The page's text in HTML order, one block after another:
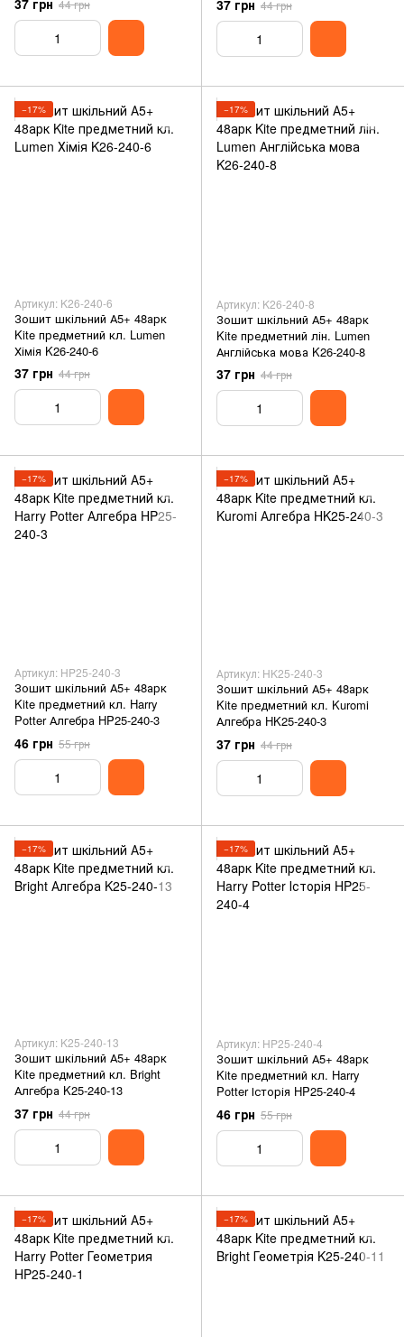
44 грн 37 грн 44 грн
−17%
Артикул: K26-240-6
Зошит шкільний А5+ 48арк
Kite предметний кл. Lumen
Хімія K26-240-6
37 грн 44 грн
−17%
Артикул: K26-240-8
Зошит шкільний А5+ 48арк
Kite предметний лін. Lumen
Англійська мова K26-240-8
37 грн 44 грн
−17%
Артикул: HP25-240-3
Зошит шкільний А5+ 48арк
Kite предметний кл. Harry
Potter Алгебра HP25-240-3
46 грн 55 грн
−17%
Артикул: HK25-240-3
Зошит шкільний А5+ 48арк
Kite предметний кл. Kuromi
Алгебра HK25-240-3
37 грн 44 грн
−17%
Артикул: K25-240-13
Зошит шкільний А5+ 48арк
Kite предметний кл. Bright
Алгебра K25-240-13
37 грн 44 грн
−17%
Артикул: HP25-240-4
Зошит шкільний А5+ 48арк
Kite предметний кл. Harry
Potter Історія HP25-240-4
46 грн 55 грн
−17% −17%